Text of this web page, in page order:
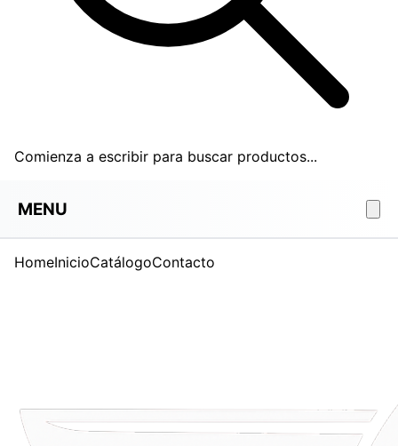
Comienza a escribir para buscar productos...
MENU
HomeInicioCatálogoContacto